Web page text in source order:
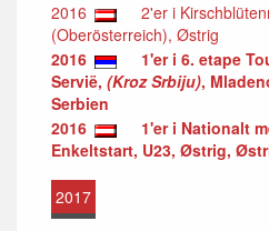
2016 2'er i
(Oberösterreich), Østrig
2016
1'er i 6. etape
Servië, (Kroz Srbiju),
Serbien
2016
1'er i Nationalt
Enkeltstart, U23, Østrig,
2017